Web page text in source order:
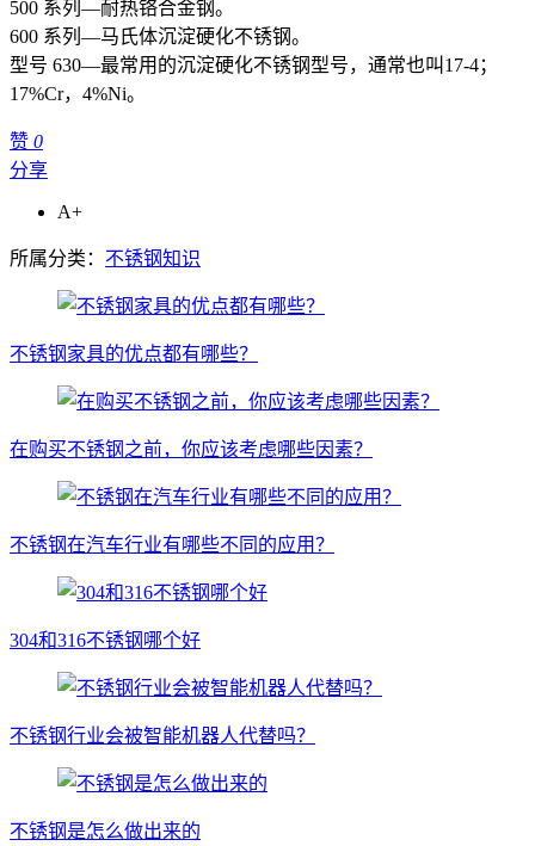
500 系列—耐热铬合金钢。
600 系列—马氏体沉淀硬化不锈钢。
型号 630—最常用的沉淀硬化不锈钢型号，通常也叫17-4；
17%Cr，4%Ni。
赞 0
分享
A+
所属分类： 不锈钢知识
不锈钢家具的优点都有哪些？
在购买不锈钢之前，你应该考虑哪些因素？
不锈钢在汽车行业有哪些不同的应用？
304和316不锈钢哪个好
不锈钢行业会被智能机器人代替吗？
不锈钢是怎么做出来的